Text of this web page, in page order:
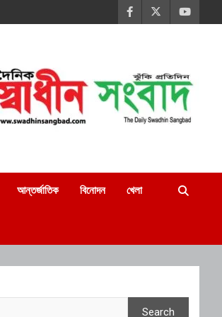
আন্তর্জাতিক বিনোদন খেলা
Search